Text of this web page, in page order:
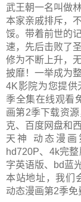
武王朝一名叫做
本家亲戚排斥，
馁。带着前世的
速，先后击败了
修为不断上升，
披靡！一举成为
4K影院为您提供
季全集在线观看
画第2季下载资
克、百度网盘和
天神 动态漫画
hd720P、4k完
字英语版、bd蓝
本站地址，我们
动态漫画第2季免